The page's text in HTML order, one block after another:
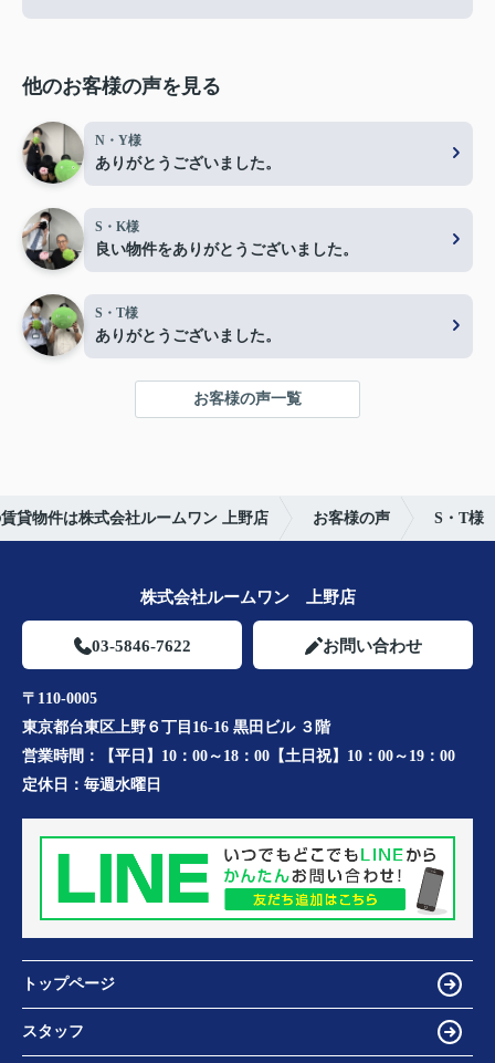
他のお客様の声を見る
N・Y様
ありがとうございました。
S・K様
良い物件をありがとうございました。
S・T様
ありがとうございました。
お客様の声一覧
貸物件は株式会社ルームワン 上野店 お客様の声 S・T様
株式会社ルームワン 上野店
03-5846-7622 お問い合わせ
〒110-0005
東京都台東区上野６丁目16-16 黒田ビル ３階
営業時間：
【平日】10：00～18：00【土日祝】10：00～19：00
定休日： 毎週水曜日
トップページ
スタッフ